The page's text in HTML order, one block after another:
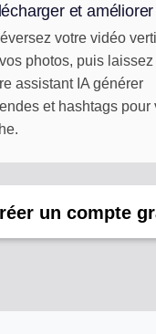
et améliorer
votre vidéo
photos, puis laissez
assistant IA générer
et hashtags pour
un compte